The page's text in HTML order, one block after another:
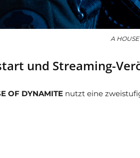
A
und Streaming-
OF DYNAMITE nutzt eine